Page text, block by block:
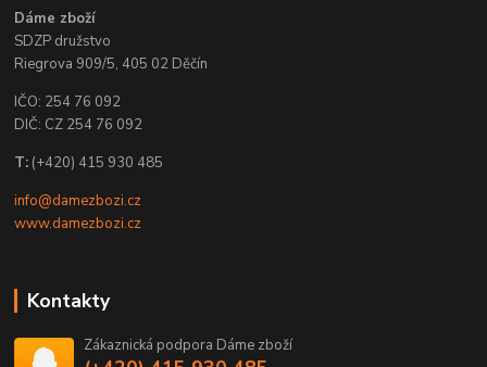
Dáme zboží
SDZP družstvo
Riegrova 909/5, 405 02 Děčín
IČO: 254 76 092
DIČ: CZ 254 76 092
T: (+420) 415 930 485
info@damezbozi.cz
www.damezbozi.cz
Kontakty
Zákaznická podpora Dáme zboží